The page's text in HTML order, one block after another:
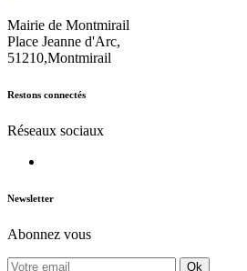
Mairie de Montmirail
Place Jeanne d'Arc,
51210,Montmirail
Restons connectés
Réseaux sociaux
Newsletter
Abonnez vous
Ok